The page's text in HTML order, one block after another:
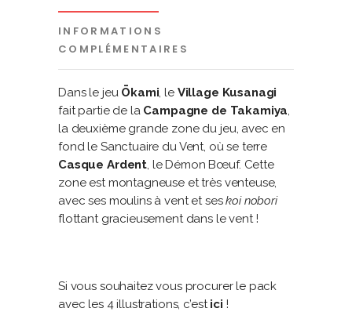
INFORMATIONS
COMPLÉMENTAIRES
Dans le jeu Ōkami, le Village Kusanagi
fait partie de la Campagne de Takamiya,
la deuxième grande zone du jeu, avec en
fond le Sanctuaire du Vent, où se terre
Casque Ardent, le Démon Bœuf. Cette
zone est montagneuse et très venteuse,
avec ses moulins à vent et seskoi nobori
flottant gracieusement dans le vent !
Si vous souhaitez vous procurer le pack
avec les 4 illustrations, c’estici !